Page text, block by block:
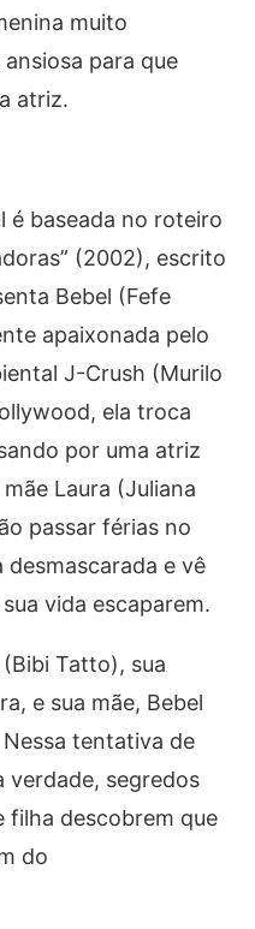
muito
para que
atriz.
é baseada no roteiro
(2002), escrito
Bebel (Fefe
apaixonada pelo
J-Crush (Murilo
ela troca
por uma atriz
Laura (Juliana
passar férias no
desmascarada e vê
vida escaparem.
Tatto), sua
e sua mãe, Bebel
tentativa de
verdade, segredos
filha descobrem que
do